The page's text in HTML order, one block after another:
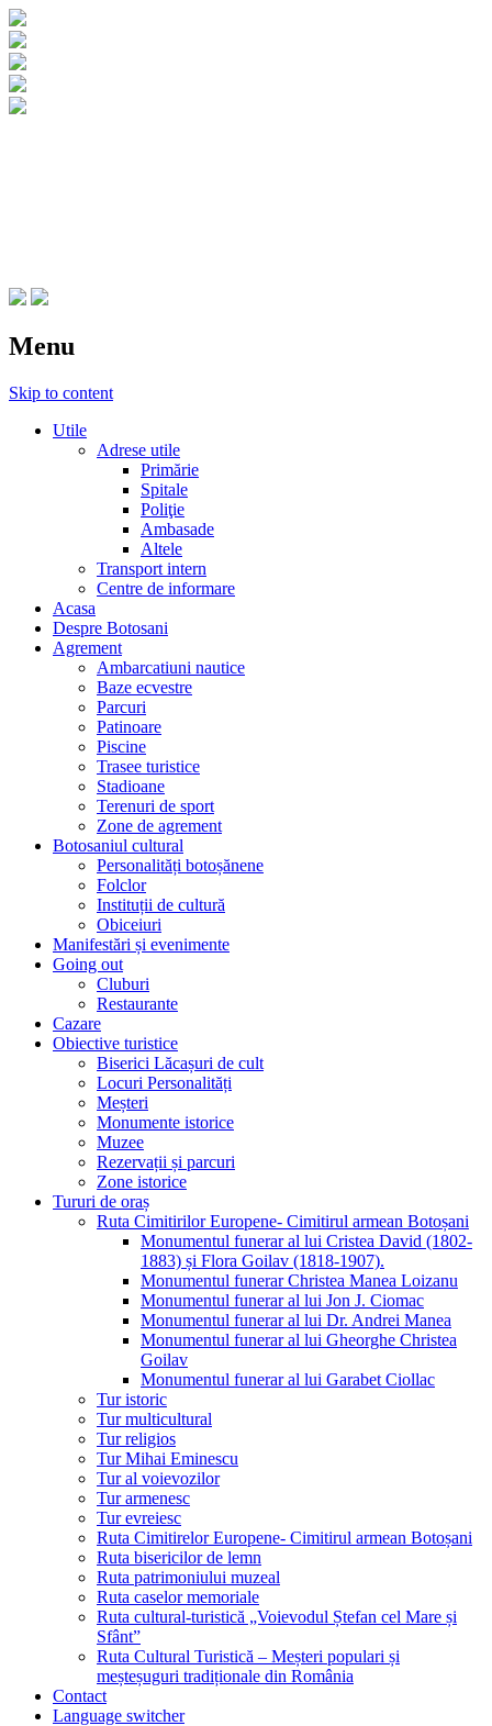
Menu
Skip to content
Utile
Adrese utile
Primărie
Spitale
Poliţie
Ambasade
Altele
Transport intern
Centre de informare
Acasa
Despre Botosani
Agrement
Ambarcatiuni nautice
Baze ecvestre
Parcuri
Patinoare
Piscine
Trasee turistice
Stadioane
Terenuri de sport
Zone de agrement
Botosaniul cultural
Personalități botoșănene
Folclor
Instituții de cultură
Obiceiuri
Manifestări și evenimente
Going out
Cluburi
Restaurante
Cazare
Obiective turistice
Biserici Lăcașuri de cult
Locuri Personalități
Meșteri
Monumente istorice
Muzee
Rezervații și parcuri
Zone istorice
Tururi de oraș
Ruta Cimitirilor Europene- Cimitirul armean Botoșani
Monumentul funerar al lui Cristea David (1802-
1883) și Flora Goilav (1818-1907).
Monumentul funerar Christea Manea Loizanu
Monumentul funerar al lui Jon J. Ciomac
Monumentul funerar al lui Dr. Andrei Manea
Monumentul funerar al lui Gheorghe Christea
Goilav
Monumentul funerar al lui Garabet Ciollac
Tur istoric
Tur multicultural
Tur religios
Tur Mihai Eminescu
Tur al voievozilor
Tur armenesc
Tur evreiesc
Ruta Cimitirelor Europene- Cimitirul armean Botoșani
Ruta bisericilor de lemn
Ruta patrimoniului muzeal
Ruta caselor memoriale
Ruta cultural-turistică „Voievodul Ștefan cel Mare și
Sfânt”
Ruta Cultural Turistică – Meșteri populari și
meșteșuguri tradiționale din România
Contact
Language switcher